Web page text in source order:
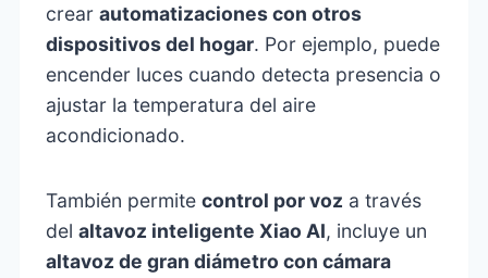
crearautomatizaciones con otros
dispositivos del hogar. Por ejemplo, puede
encender luces cuando detecta presencia o
ajustar la temperatura del aire
acondicionado.
También permitecontrol por voz a través
delaltavoz inteligente Xiao AI, incluye un
altavoz de gran diámetro con cámara